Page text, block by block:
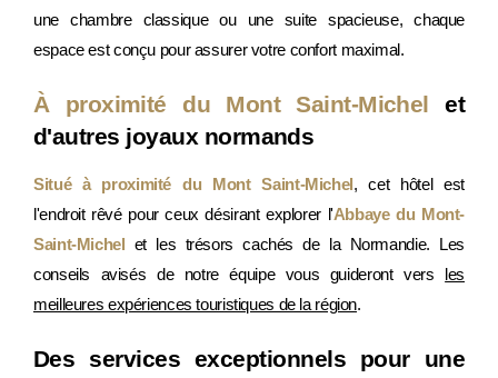
une chambre classique ou une suite spacieuse, chaque
espace est conçu pour assurer votre confort maximal.
À proximité du Mont Saint-Michel et
d'autres joyaux normands
Situé à proximité du Mont Saint-Michel, cet hôtel est
l'endroit rêvé pour ceux désirant explorer l'Abbaye du Mont-
Saint-Michel et les trésors cachés de la Normandie. Les
conseils avisés de notre équipe vous guideront vers les
meilleures expériences touristiques de la région.
Des services exceptionnels pour une